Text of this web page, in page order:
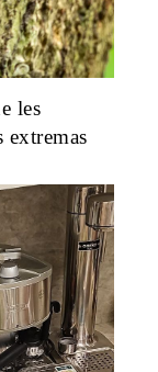
les
extremas